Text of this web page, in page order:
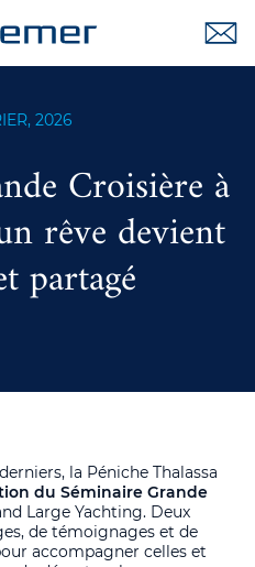
2026
Croisière à
rêve devient
partagé
la Péniche Thalassa
du Séminaire Grande
Large Yachting. Deux
de témoignages et de
accompagner celles et